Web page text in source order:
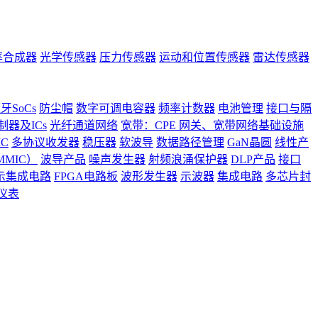
合成器 光学传感器 压力传感器 运动和位置传感器 雷达传感器
SoCs 防尘帽 数字可调电容器 频率计数器 电池管理 接口与隔
器及ICs 光纤通道网络 宽带：CPE 网关、宽带网络基础设施
多协议收发器 稳压器 软波导 数据路径管理 GaN晶圆 线性产
）
波导产品 噪声发生器 射频浪涌保护器 DLP产品 接口
集成电路 FPGA电路板 波形发生器 示波器 集成电路 多芯片封
表